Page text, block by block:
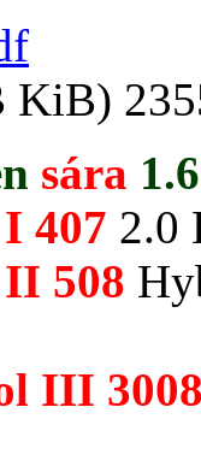
KiB)
sára
407 2.0
508
III